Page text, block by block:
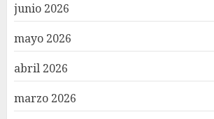
junio 2026
mayo 2026
abril 2026
marzo 2026